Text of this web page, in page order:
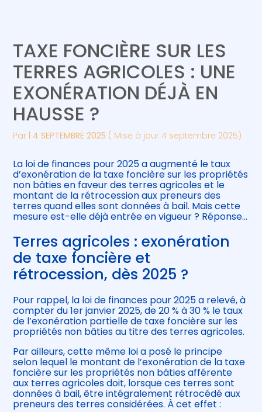
Gérer votre quotidien
Piloter votre entreprise
Développer votre entreprise
Être prêt pour la facturation
électronique
Suivre votre comptabilité
Gérer vos ressources humaines
TAXE FONCIÈRE SUR LES
TERRES AGRICOLES : UNE
EXONÉRATION DÉJÀ EN
HAUSSE ?
Par | 4 SEPTEMBRE 2025 ( Mise à jour 4 septembre 2025)
La loi de finances pour 2025 a augmenté le taux
d’exonération de la taxe foncière sur les propriétés
non bâties en faveur des terres agricoles et le
montant de la rétrocession aux preneurs des
terres quand elles sont données à bail. Mais cette
mesure est-elle déjà entrée en vigueur ? Réponse…
Terres agricoles : exonération
de taxe foncière et
rétrocession, dès 2025 ?
Pour rappel, la loi de finances pour 2025 a relevé, à
compter du 1er janvier 2025, de 20 % à 30 % le taux
de l’exonération partielle de taxe foncière sur les
propriétés non bâties au titre des terres agricoles.
Par ailleurs, cette même loi a posé le principe
selon lequel le montant de l’exonération de la taxe
foncière sur les propriétés non bâties afférente
aux terres agricoles doit, lorsque ces terres sont
données à bail, être intégralement rétrocédé aux
preneurs des terres considérées. À cet effet :